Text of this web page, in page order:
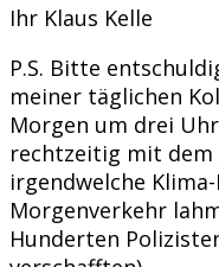
Ihr Klaus Kelle
P.S. Bitte
meiner täglichen
Morgen um drei
rechtzeitig mit dem
irgendwelche
Morgenverkehr
Hunderten